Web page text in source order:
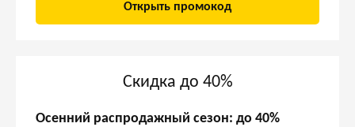
Открыть промокод
Скидка до 40%
Осенний распродажный сезон: до 40%